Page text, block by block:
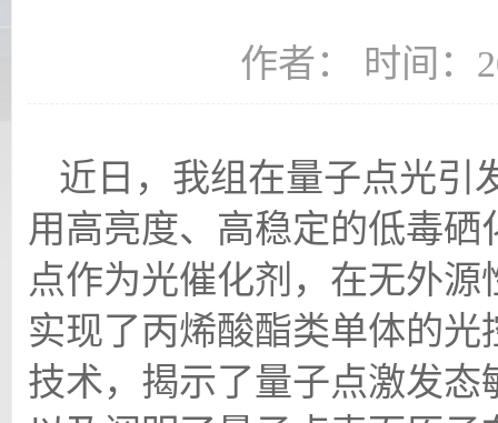
作者： 时间：
近日，我组在量子点光引
用高亮度、高稳定的低毒硒
点作为光催化剂，在无外
实现了丙烯酸酯类单体的
技术，揭示了量子点激发